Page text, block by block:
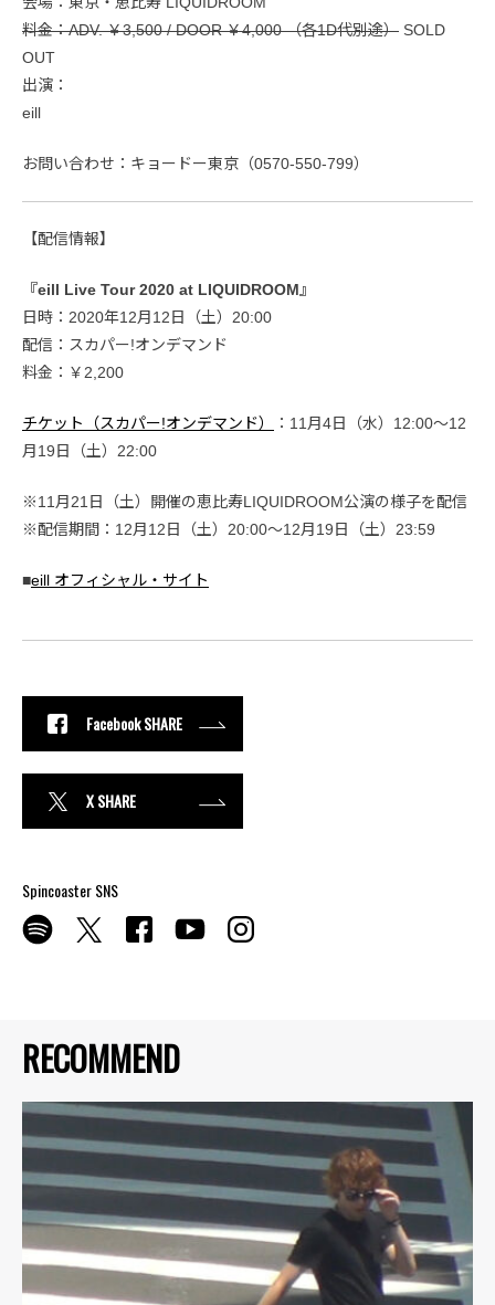
RECOMMEND
料金：ADV. ￥3,500 / DOOR ￥4,000 （各1D代別途） SOLD
OUT
出演：
eill
お問い合わせ：キョードー東京（0570-550-799）
【配信情報】
『eill Live Tour 2020 at LIQUIDROOM』
日時：2020年12月12日（土）20:00
配信：スカパー!オンデマンド
料金：￥2,200
チケット（スカパー!オンデマンド）
：11月4日（水）12:00〜12
月19日（土）22:00
※11月21日（土）開催の恵比寿LIQUIDROOM公演の様子を配信
※配信期間：12月12日（土）20:00〜12月19日（土）23:59
■eill オフィシャル・サイト
Facebook SHARE
X SHARE
Spincoaster SNS